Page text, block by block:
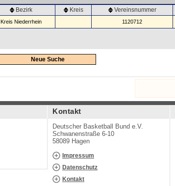
Bezirk Kreis Vereinsnummer
Kreis Niederrhein 1120712
Neue Suche
Kontakt
Deutscher Basketball Bund e.V.
Schwanenstraße 6-10
58089 Hagen
Impressum
Datenschutz
Kontakt